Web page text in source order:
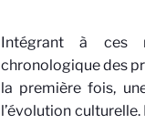
Intégrant à ces
chronologique des
la première fois,
l’évolution